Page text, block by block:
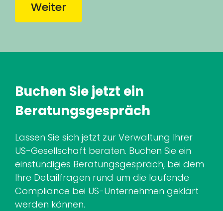
Weiter
Buchen Sie jetzt ein
Beratungsgespräch
Lassen Sie sich jetzt zur Verwaltung Ihrer
US-Gesellschaft beraten. Buchen Sie ein
einstündiges Beratungsgespräch, bei dem
Ihre Detailfragen rund um die laufende
Compliance bei US-Unternehmen geklärt
werden können.